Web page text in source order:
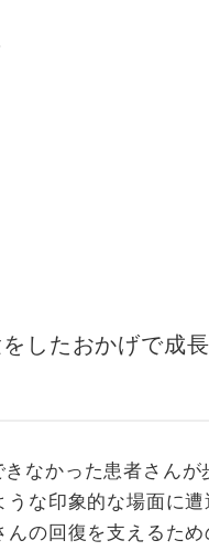
したおかげで成
なかった患者さんが
な印象的な場面に
の回復を支えるた